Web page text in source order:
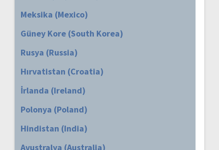
Meksika (Mexico)
Güney Kore (South Korea)
Rusya (Russia)
Hırvatistan (Croatia)
İrlanda (Ireland)
Polonya (Poland)
Hindistan (India)
Avustralya (Australia)